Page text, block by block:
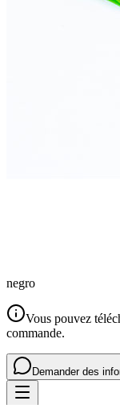
negro
Vous pouvez
commande.
Demander des